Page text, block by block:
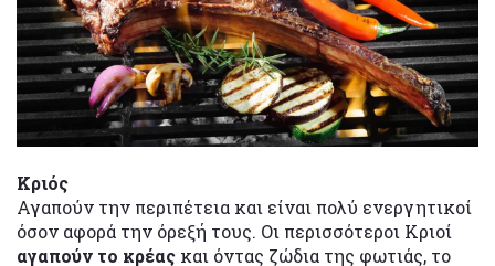
Κριός
Αγαπούν την περιπέτεια και είναι πολύ ενεργητικοί
όσον αφορά την όρεξή τους. Οι περισσότεροι Κριοί
αγαπούν το κρέας και όντας ζώδια της φωτιάς, το